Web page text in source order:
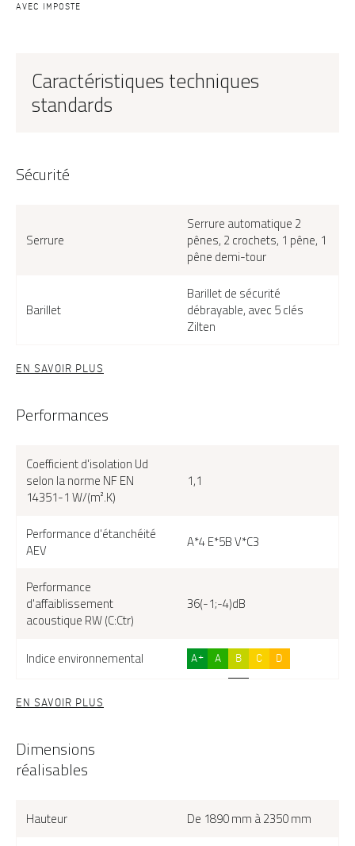
AVEC IMPOSTE
Caractéristiques techniques
standards
Sécurité
Serrure
Serrure automatique 2
pênes, 2 crochets, 1 pêne, 1
pêne demi-tour
Barillet
Barillet de sécurité
débrayable, avec 5 clés
Zilten
EN SAVOIR PLUS
Performances
Coefficient d'isolation Ud
selon la norme NF EN
14351-1 W/(m².K)
1,1
Performance d'étanchéité
AEV
A*4 E*5B V*C3
Performance
d'affaiblissement
acoustique RW (C:Ctr)
36(-1;-4)dB
Indice environnemental A+ A B C D
EN SAVOIR PLUS
Dimensions
réalisables
Hauteur
De 1890 mm à 2350 mm